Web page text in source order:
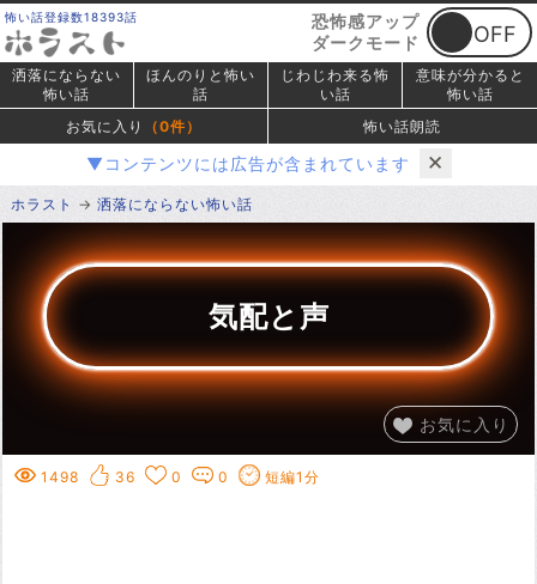
怖い話登録数18393話
恐怖感アップ
ダークモード
洒落にならない
怖い話
ほんのりと怖い
話
じわじわ来る怖
い話
意味が分かると
怖い話
お気に入り
（0件） 怖い話朗読
▼コンテンツには広告が含まれています ✕
ホラスト 洒落にならない怖い話
気配と声
お気に入り
1498 36 0 0 短編1分